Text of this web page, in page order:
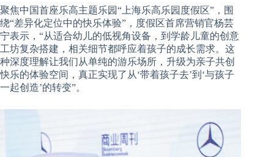
聚焦中国首座乐高主题乐园“上海乐高乐园度假区”，围
绕“差异化定位中的快乐体验”，度假区首席营销官杨芸
宁表示，“从适合幼儿的低视角设备，到学龄儿童的创意
工坊复杂搭建，相关细节都呼应着孩子的成长需求。这
种深度理解让我们从单纯的游乐场所，升级为亲子共创
快乐的体验空间，真正实现了从‘带着孩子去’到‘与孩子
一起创造’的转变”。